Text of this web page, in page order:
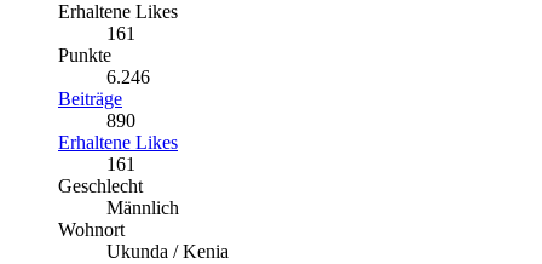
Erhaltene Likes
161
Punkte
6.246
Beiträge
890
Erhaltene Likes
161
Geschlecht
Männlich
Wohnort
Ukunda / Kenia